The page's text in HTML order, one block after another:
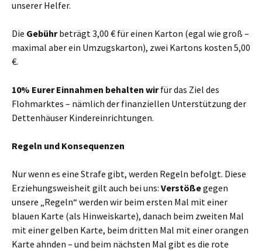
unserer Helfer.
Die Gebührbeträgt 3,00 € für einen Karton (egal wie groß –
maximal aber ein Umzugskarton), zwei Kartons kosten 5,00
€.
10% Eurer Einnahmen behalten wirfür das Ziel des
Flohmarktes – nämlich der finanziellen Unterstützung der
Dettenhäuser Kindereinrichtungen.
Regeln und Konsequenzen
Nur wenn es eine Strafe gibt, werden Regeln befolgt. Diese
Erziehungsweisheit gilt auch bei uns: Verstößegegen
unsere „Regeln“ werden wir beim ersten Mal mit einer
blauen Karte (als Hinweiskarte), danach beim zweiten Mal
mit einer gelben Karte, beim dritten Mal mit einer orangen
Karte ahnden – und beim nächsten Mal gibt es die rote